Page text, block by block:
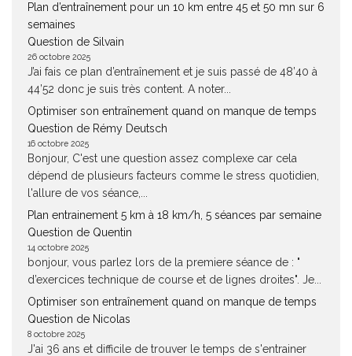
Plan d’entraînement pour un 10 km entre 45 et 50 mn sur 6
semaines
Question de Silvain
26 octobre 2025
J’ai fais ce plan d’entraînement et je suis passé de 48’40 à
44’52 donc je suis très content. A noter...
Optimiser son entraînement quand on manque de temps
Question de Rémy Deutsch
16 octobre 2025
Bonjour, C'est une question assez complexe car cela
dépend de plusieurs facteurs comme le stress quotidien,
l'allure de vos séance,...
Plan entrainement 5 km à 18 km/h, 5 séances par semaine
Question de Quentin
14 octobre 2025
bonjour, vous parlez lors de la premiere séance de : "
d’exercices technique de course et de lignes droites". Je...
Optimiser son entraînement quand on manque de temps
Question de Nicolas
8 octobre 2025
J'ai 36 ans et difficile de trouver le temps de s'entrainer